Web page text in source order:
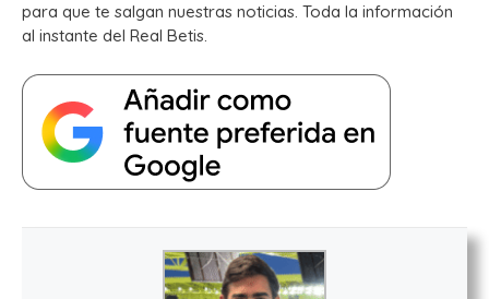
para que te salgan nuestras noticias. Toda la información
al instante del Real Betis.